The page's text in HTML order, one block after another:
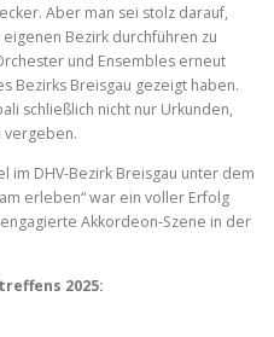
Aber man sei stolz darauf,
Bezirk durchführen zu
und Ensembles erneut
Bezirks Breisgau gezeigt haben.
schließlich nicht nur Urkunden,
vergeben.
im DHV-Bezirk Breisgau unter dem
erleben“ war ein voller Erfolg
Akkordeon-Szene in der
2025: